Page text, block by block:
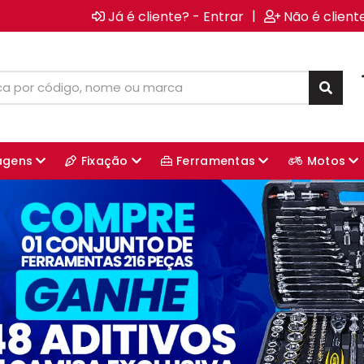
Já é cliente? - Entrar | Não é
Fixação Ferramentas Motos